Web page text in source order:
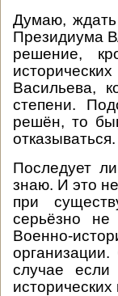
Думаю, ждать
Президиума
решение,
Васильева,
степени.
решён, то
отказываться.
Последует
знаю. И это
при
серьёзно не
Военно-
случае если
исторических